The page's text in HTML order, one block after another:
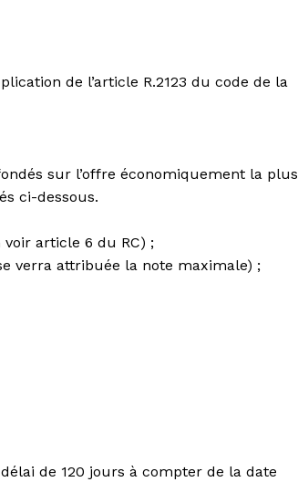
de l’article R.2123 du code de la
sur l’offre économiquement la plus
ci-dessous.
article 6 du RC) ;
verra attribuée la note maximale) ;
de 120 jours à compter de la date